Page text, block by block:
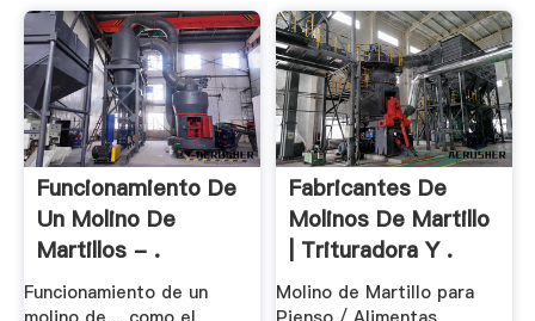
Funcionamiento De
Un Molino De
Martillos - .
Funcionamiento de un
Fabricantes De
Molinos De Martillo
| Trituradora Y .
Molino de Martillo para